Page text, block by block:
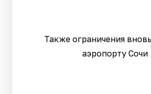
Также ограничения
аэропорту Сочи